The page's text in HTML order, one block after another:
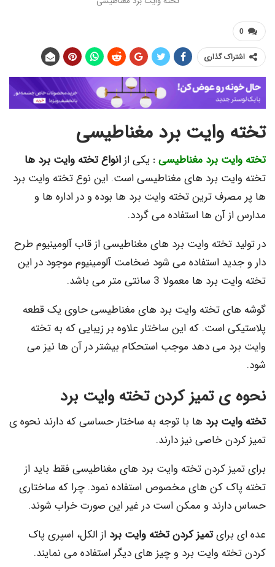
گذاری
وایت برد مغناطیسی
برد مغناطیسی:یکی ازانواع تخته وایت برد ها
برد های مغناطیسی است. این نوع تخته وایت برد
ترین تخته وایت برد ها بوده و در اداره ها و
آن ها استفاده می گردد.
تخته وایت برد های مغناطیسی از قاب آلومینیوم طرح
استفاده می شود ضخامت آلومینیوم موجود در این
معمولا 3 سانتی متر می باشد.
تخته وایت برد های مغناطیسی حاوی یک قطعه
است. که این ساختار علاوه بر زیبایی که به تخته
می دهد موجب استحکام بیشتر در آن ها نیز می
تمیز کردن تخته وایت برد
برد ها با توجه به ساختار حساسی که دارند نحوه ی
خاصی نیز دارند.
کردن تخته وایت برد های مغناطیسی فقط باید از
کن های مخصوص استفاده نمود. چرا که ساختاری
و ممکن است در غیر این صورت خراب شوند.
تمیز کردن تخته وایت برد از الکل، اسپری پاک
وایت برد و چیز های دیگر استفاده می نمایند.